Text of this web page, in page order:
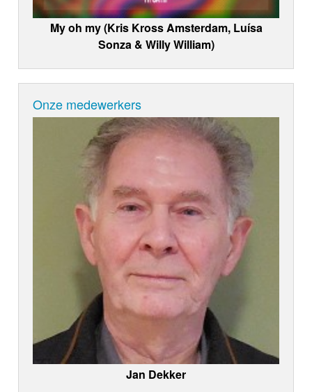
My oh my (Kris Kross Amsterdam, Luísa
Sonza & Willy William)
Onze medewerkers
Jan Dekker